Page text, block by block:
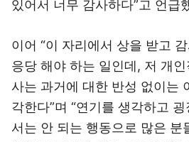
있어서 너무 감사하다”고 언급
이어 “이 자리에서 상을 받고
응당 해야 하는 일인데, 저 개
사는 과거에 대한 반성 없이는
각한다”며 “연기를 생각하고
서는 안 되는 행동으로 많은 분